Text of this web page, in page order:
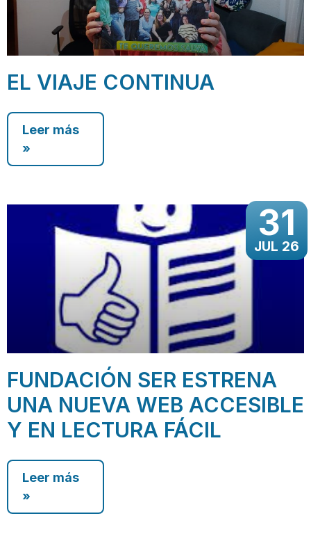
EL VIAJE CONTINUA
Leer más
»
31
JUL 26
FUNDACIÓN SER ESTRENA
UNA NUEVA WEB ACCESIBLE
Y EN LECTURA FÁCIL
Leer más
»